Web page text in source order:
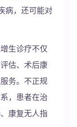
病，还可能对
生诊疗不仅
估、术后康
务。不正规
，患者在治
康复无人指